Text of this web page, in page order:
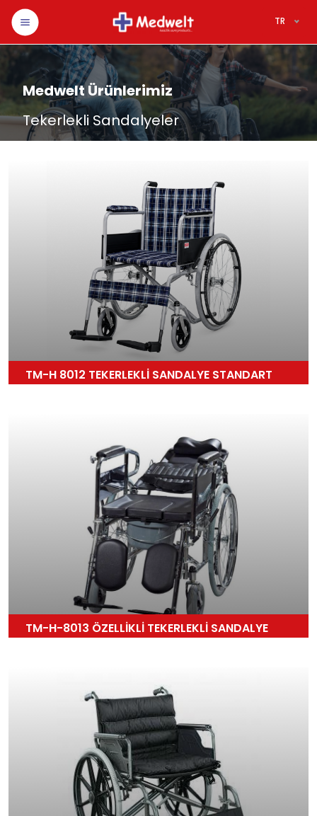
TR
Medwelt Ürünlerimiz
Tekerlekli Sandalyeler
TM-H 8012 TEKERLEKLİ SANDALYE STANDART
TM-H-8013 ÖZELLİKLİ TEKERLEKLİ SANDALYE